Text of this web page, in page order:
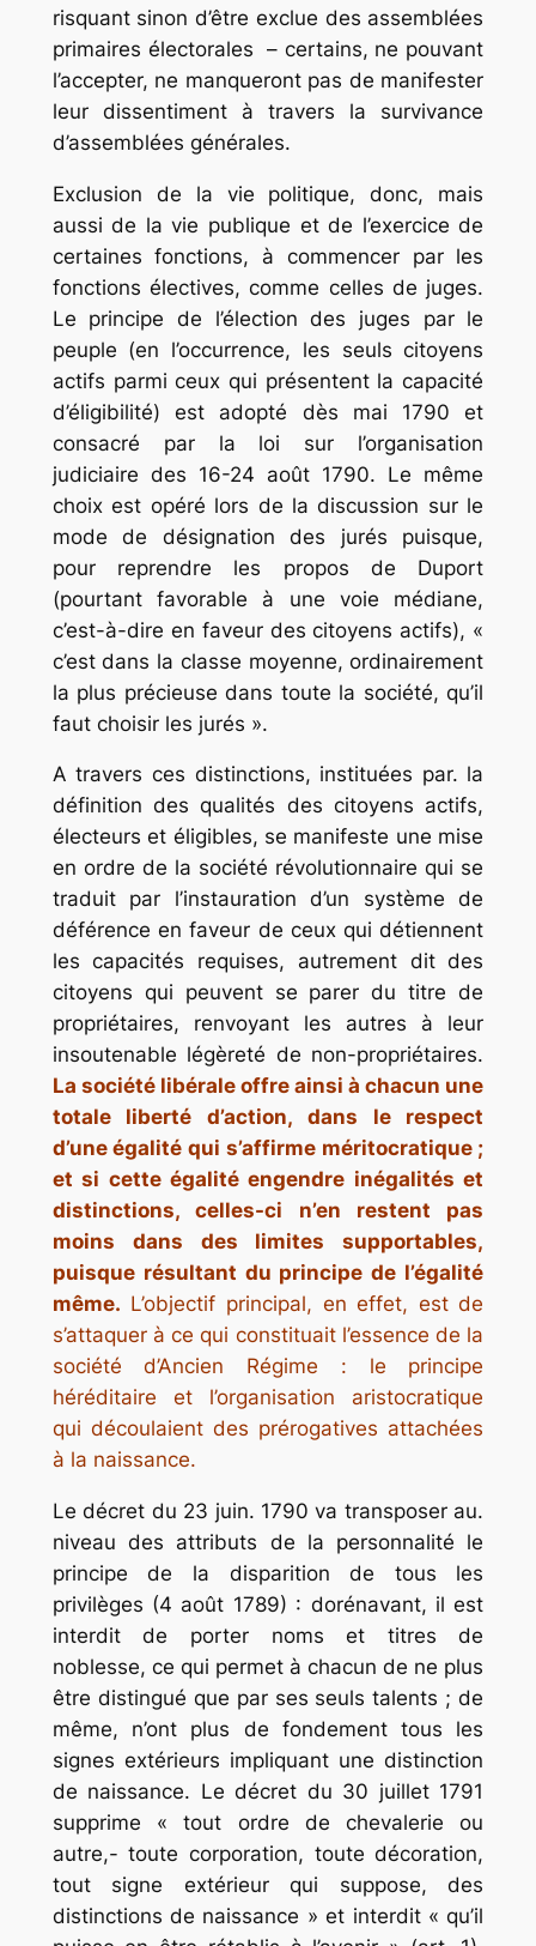
risquant sinon d’être exclue des assemblées
primaires électorales – certains, ne pouvant
l’accepter, ne manqueront pas de manifester
leur dissentiment à travers la survivance
d’assemblées générales.
Exclusion de la vie politique, donc, mais
aussi de la vie publique et de l’exercice de
certaines fonctions, à commencer par les
fonctions électives, comme celles de juges.
Le principe de l’élection des juges par le
peuple (en l’occurrence, les seuls citoyens
actifs parmi ceux qui présentent la capacité
d’éligibilité) est adopté dès mai 1790 et
consacré par la loi sur l’organisation
judiciaire des 16-24 août 1790. Le même
choix est opéré lors de la discussion sur le
mode de désignation des jurés puisque,
pour reprendre les propos de Duport
(pourtant favorable à une voie médiane,
c’est-à-dire en faveur des citoyens actifs), «
c’est dans la classe moyenne, ordinairement
la plus précieuse dans toute la société, qu’il
faut choisir les jurés ».
A travers ces distinctions, instituées par. la
définition des qualités des citoyens actifs,
électeurs et éligibles, se manifeste une mise
en ordre de la société révolutionnaire qui se
traduit par l’instauration d’un système de
déférence en faveur de ceux qui détiennent
les capacités requises, autrement dit des
citoyens qui peuvent se parer du titre de
propriétaires, renvoyant les autres à leur
insoutenable légèreté de non-propriétaires.
La société libérale offre ainsi à chacun une
totale liberté d’action, dans le respect
d’une égalité qui s’affirme méritocratique ;
et si cette égalité engendre inégalités et
distinctions, celles-ci n’en restent pas
moins dans des limites supportables,
puisque résultant du principe de l’égalité
même. L’objectif principal, en effet, est de
s’attaquer à ce qui constituait l’essence de la
société d’Ancien Régime : le principe
héréditaire et l’organisation aristocratique
qui découlaient des prérogatives attachées
à la naissance.
Le décret du 23 juin. 1790 va transposer au.
niveau des attributs de la personnalité le
principe de la disparition de tous les
privilèges (4 août 1789) : dorénavant, il est
interdit de porter noms et titres de
noblesse, ce qui permet à chacun de ne plus
être distingué que par ses seuls talents ; de
même, n’ont plus de fondement tous les
signes extérieurs impliquant une distinction
de naissance. Le décret du 30 juillet 1791
supprime « tout ordre de chevalerie ou
autre,- toute corporation, toute décoration,
tout signe extérieur qui suppose, des
distinctions de naissance » et interdit « qu’il